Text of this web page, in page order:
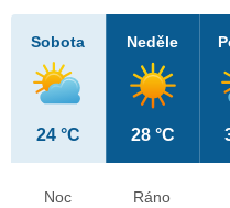
Sobota
24 °C
Neděle
28 °C
Noc
Ráno